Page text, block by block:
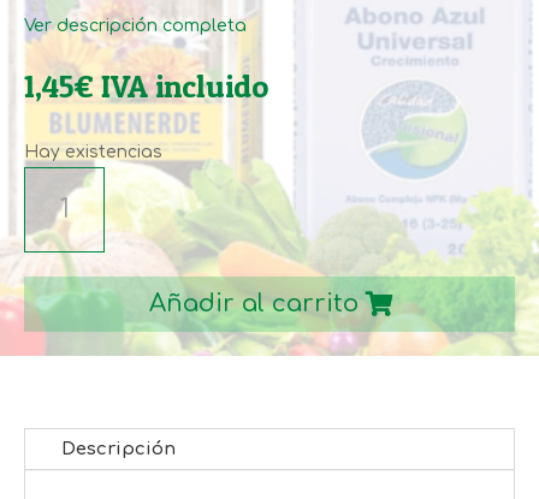
Ver descripción completa
1,45€ IVA incluido
Hay existencias
SEMILLAS
CEBOLLA
DULCE
FUENTES
cantidad
Añadir al carrito
Descripción